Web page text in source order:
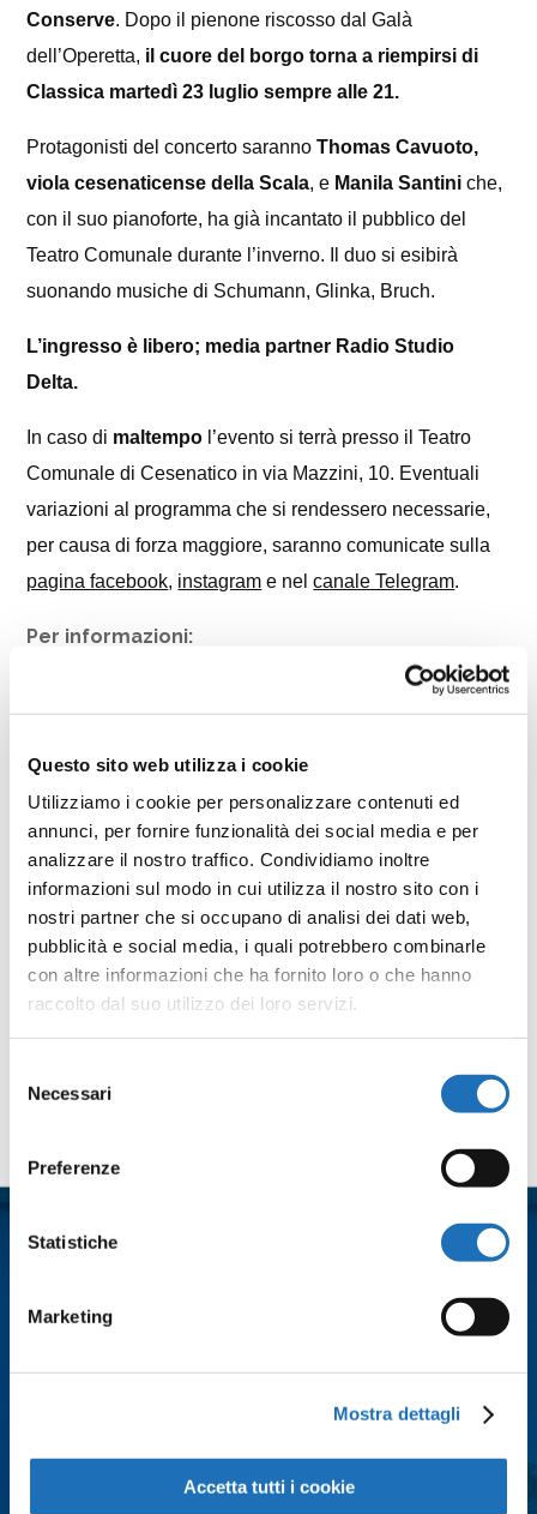
Questo sito web utilizza i cookie
Utilizziamo i cookie per personalizzare contenuti ed
annunci, per fornire funzionalità dei social media e per
analizzare il nostro traffico. Condividiamo inoltre
informazioni sul modo in cui utilizza il nostro sito con i
nostri partner che si occupano di analisi dei dati web,
pubblicità e social media, i quali potrebbero combinarle
con altre informazioni che ha fornito loro o che hanno
raccolto dal suo utilizzo dei loro servizi.
delNecessari
Preferenze
Statistiche
Marketing
Mostra dettagli
Accetta tutti i cookie
Conserve. Dopo il pienone riscosso dal Galà
dell’Operetta, il cuore del borgo torna a riempirsi di
Classica martedì 23 luglio sempre alle 21.
Protagonisti del concerto sarannoThomas Cavuoto,
viola cesenaticense della Scala, e Manila Santini che,
con il suo pianoforte, ha già incantato il pubblico del
Teatro Comunale durante l’inverno. Il duo si esibirà
suonando musiche di Schumann, Glinka, Bruch.
L’ingresso è libero; media partner Radio Studio
Delta.
In caso di maltempo l’evento si terrà presso il Teatro
Comunale di Cesenatico in via Mazzini, 10. Eventuali
variazioni al programma che si rendessero necessarie,
per causa di forza maggiore, saranno comunicate sulla
pagina facebook, instagram e nelcanale Telegram.
Per informazioni:
Ufficio Cultura e Teatro, dalle ore 10.00 alle ore 12.00
dal lunedì al venerdì (escluso festivi), via Armellini 18 a
Ufficio stampa (riservato a giornalisti) 349.7878165
Condividi
Facebook
TwitterEmailWhatsApp
LinkedInCondividi
Email *
Città *